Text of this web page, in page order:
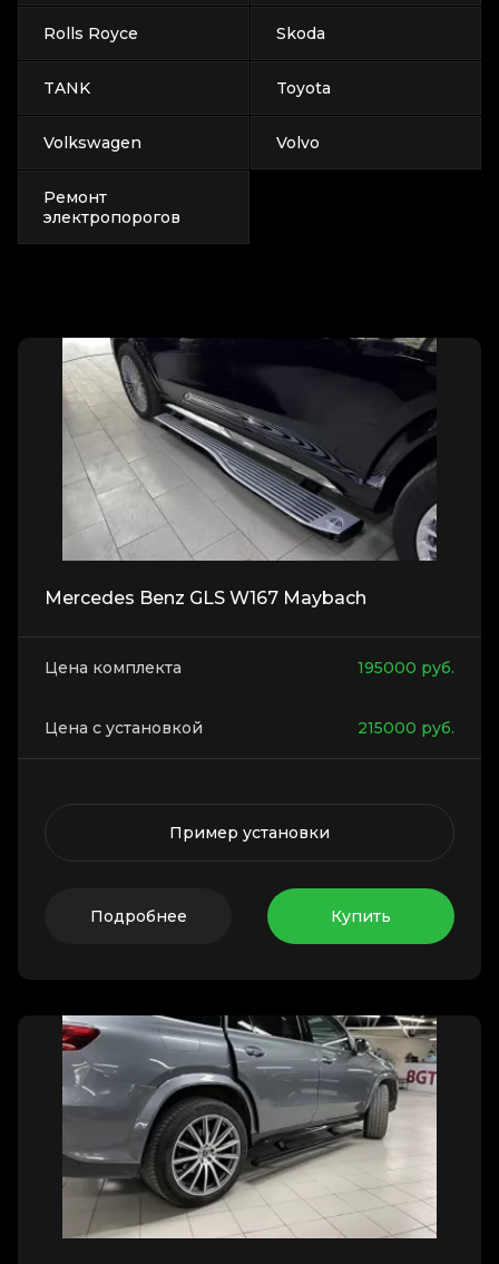
Rolls Royce Skoda
TANK Toyota
Volkswagen Volvo
Ремонт
электропорогов
Mercedes Benz GLS W167 Maybach
Цена комплекта 195000 руб.
Цена с установкой 215000 руб.
Пример установки
Подробнее Купить